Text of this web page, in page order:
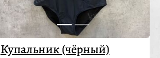
Купальник (чёрный)